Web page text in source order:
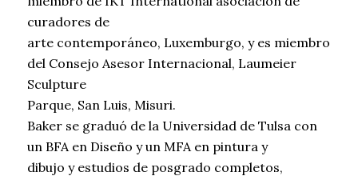
curadores de
arte contemporáneo, Luxemburgo, y es miembro
del Consejo Asesor Internacional, Laumeier
Sculpture
Parque, San Luis, Misuri.
Baker se graduó de la Universidad de Tulsa con
un BFA en Diseño y un MFA en pintura y
dibujo y estudios de posgrado completos,